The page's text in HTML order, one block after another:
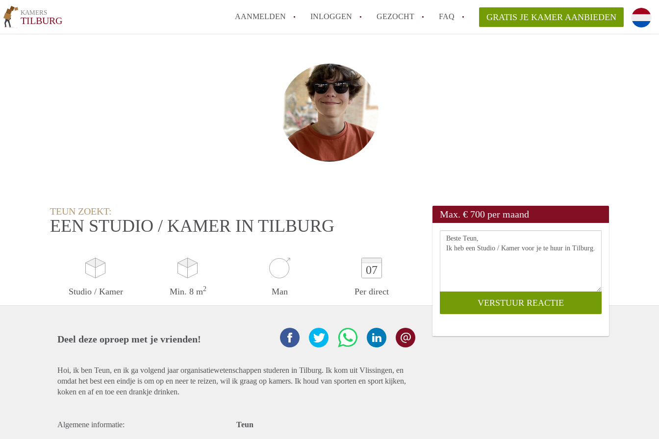
KAMERS
TILBURG AANMELDEN INLOGGEN GEZOCHT FAQ
Hoeveel kost het om te reageren op een Kamer in Tilburg?
Wat is de privacyverklaring van KamersTilburg?
Berekent KamersTilburg makelaarsvergoeding/bemiddelingsvergoeding?
GRATIS JE KAMER AANBIEDEN
TEUN ZOEKT:
EEN STUDIO / KAMER IN TILBURG
Studio / Kamer Min. 8 m2 Man
07
Per direct
Max. € 700 per maand
Deel deze oproep met je vrienden!
Hoi, ik ben Teun, en ik ga volgend jaar organisatiewetenschappen studeren in Tilburg. Ik kom uit Vlissingen, en
omdat het best een eindje is om op en neer te reizen, wil ik graag op kamers. Ik houd van sporten en sport kijken,
koken en af en toe een drankje drinken.
Algemene informatie: Teun